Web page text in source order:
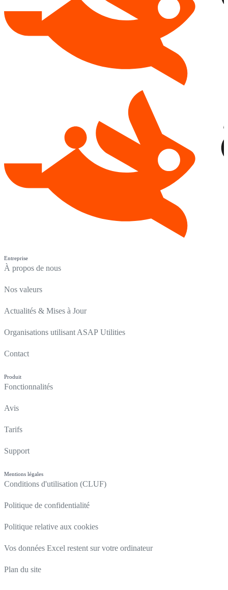
Entreprise
À propos de nous
Nos valeurs
Actualités & Mises à Jour
Organisations utilisant ASAP Utilities
Contact
Produit
Fonctionnalités
Avis
Tarifs
Support
Mentions légales
Conditions d'utilisation (CLUF)
Politique de confidentialité
Politique relative aux cookies
Vos données Excel restent sur votre ordinateur
Plan du site